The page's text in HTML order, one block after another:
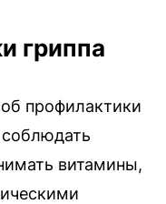
гриппа
профилактики
витамины,